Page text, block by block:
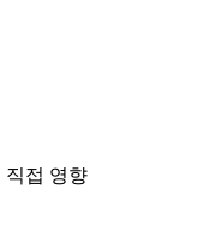
직접 영향